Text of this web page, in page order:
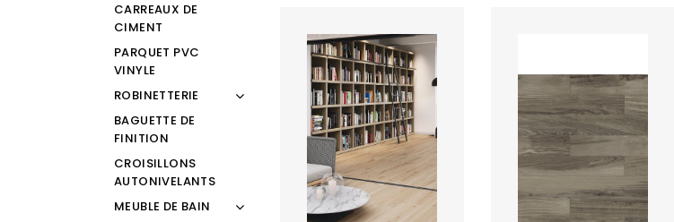
CARREAUX DE
CIMENT
PARQUET PVC
VINYLE
ROBINETTERIE
BAGUETTE DE
FINITION
CROISILLONS
AUTONIVELANTS
MEUBLE DE BAIN